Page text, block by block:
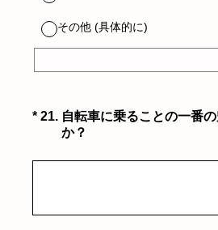
その他 (具体的に)
* 21. 自転車に乗ることの一番
か？
（必須）